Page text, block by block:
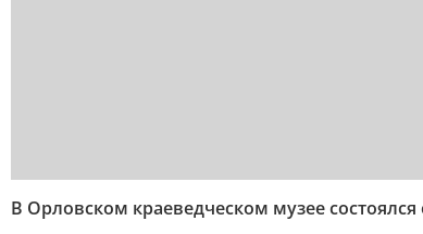
В Орловском краеведческом музее